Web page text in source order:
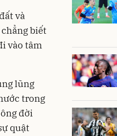
và
chẳng biết
vào tâm
lũng
trong
đời
quật